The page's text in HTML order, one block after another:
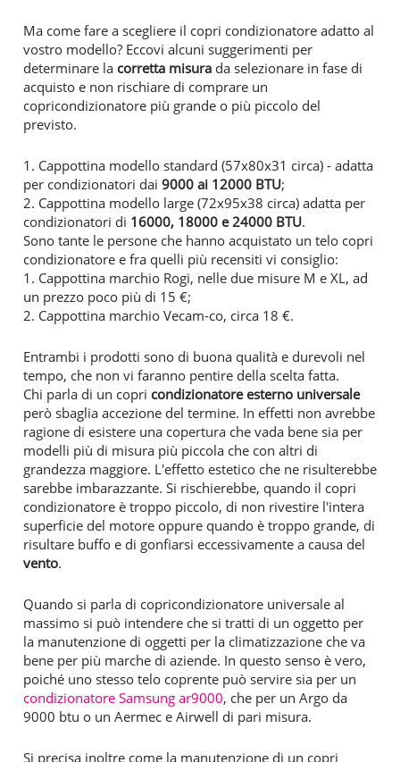
Ma come fare a scegliere il copri condizionatore adatto al
vostro modello? Eccovi alcuni suggerimenti per
determinare la corretta misura da selezionare in fase di
acquisto e non rischiare di comprare un
copricondizionatore più grande o più piccolo del
previsto.
1. Cappottina modello standard (57x80x31 circa) - adatta
per condizionatori dai 9000 ai 12000 BTU;
2. Cappottina modello large (72x95x38 circa) adatta per
condizionatori di 16000, 18000 e 24000 BTU.
Sono tante le persone che hanno acquistato un telo copri
condizionatore e fra quelli più recensiti vi consiglio:
1. Cappottina marchio Rogi, nelle due misure M e XL, ad
un prezzo poco più di 15 €;
2. Cappottina marchio Vecam-co, circa 18 €.
Entrambi i prodotti sono di buona qualità e durevoli nel
tempo, che non vi faranno pentire della scelta fatta.
Chi parla di un copri condizionatore esterno universale
però sbaglia accezione del termine. In effetti non avrebbe
ragione di esistere una copertura che vada bene sia per
modelli più di misura più piccola che con altri di
grandezza maggiore. L'effetto estetico che ne risulterebbe
sarebbe imbarazzante. Si rischierebbe, quando il copri
condizionatore è troppo piccolo, di non rivestire l'intera
superficie del motore oppure quando è troppo grande, di
risultare buffo e di gonfiarsi eccessivamente a causa del
vento.
Quando si parla di copricondizionatore universale al
massimo si può intendere che si tratti di un oggetto per
la manutenzione di oggetti per la climatizzazione che va
bene per più marche di aziende. In questo senso è vero,
poiché uno stesso telo coprente può servire sia per un
condizionatore Samsung ar9000, che per un Argo da
9000 btu o un Aermec e Airwell di pari misura.
Si precisa inoltre come la manutenzione di un copri